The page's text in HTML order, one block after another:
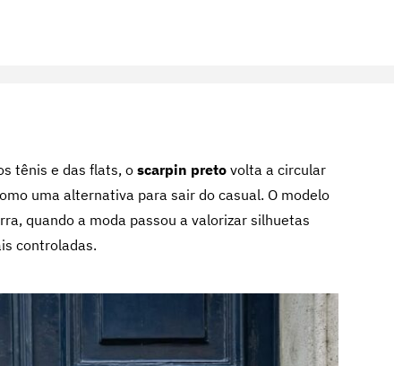
tênis e das flats, o scarpin preto volta a circular
uma alternativa para sair do casual. O modelo
quando a moda passou a valorizar silhuetas
controladas.